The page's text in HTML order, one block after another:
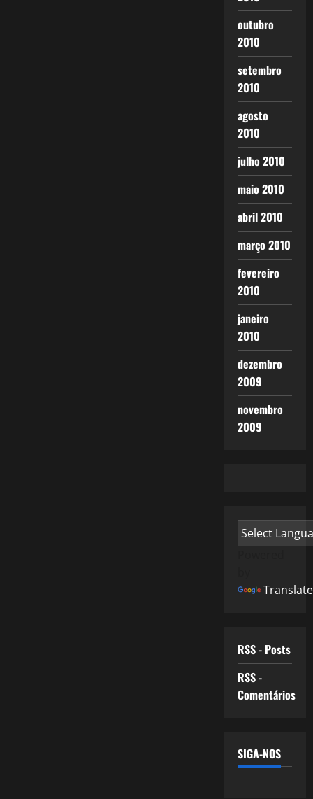
outubro
2010
setembro
2010
agosto
2010
julho 2010
maio 2010
abril 2010
março 2010
fevereiro
2010
janeiro
2010
dezembro
2009
novembro
2009
Translate
RSS - Posts
RSS -
Comentários
SIGA-NOS